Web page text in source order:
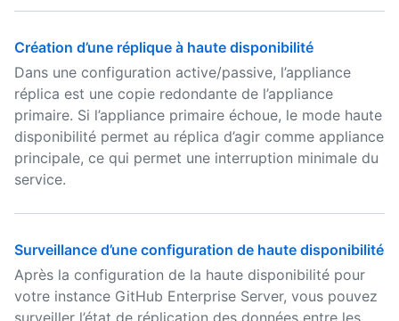
Création d’une réplique à haute disponibilité
Dans une configuration active/passive, l’appliance
réplica est une copie redondante de l’appliance
primaire. Si l’appliance primaire échoue, le mode haute
disponibilité permet au réplica d’agir comme appliance
principale, ce qui permet une interruption minimale du
service.
Surveillance d’une configuration de haute disponibilité
Après la configuration de la haute disponibilité pour
votre instance GitHub Enterprise Server, vous pouvez
surveiller l’état de réplication des données entre les